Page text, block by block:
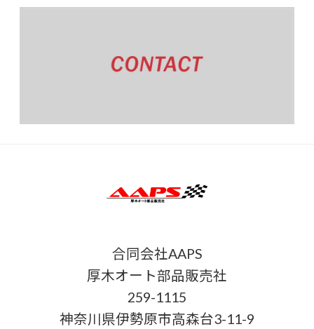
合同会社AAPS
厚木オート部品販売社
259-1115
神奈川県伊勢原市高森台3-11-9